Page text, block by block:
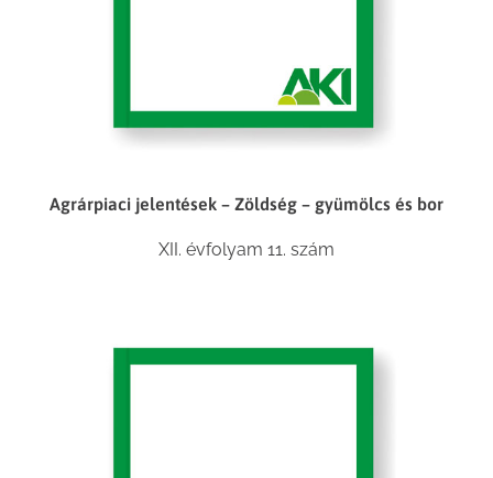
Agrárpiaci jelentések – Zöldség – gyümölcs és bor
XII. évfolyam 11. szám